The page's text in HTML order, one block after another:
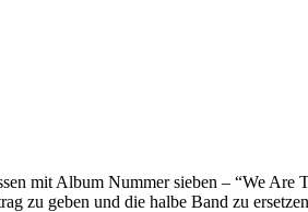
mit Album Nummer sieben – “We
zu geben und die halbe Band zu